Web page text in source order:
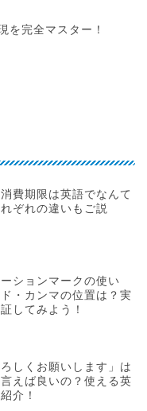
を完全マスター！
費期限は英語でなんて
ぞれの違いもご説
ーションマークの使い
・カンマの位置は？実
してみよう！
ろしくお願いします」は
えば良いの？使える英
介！